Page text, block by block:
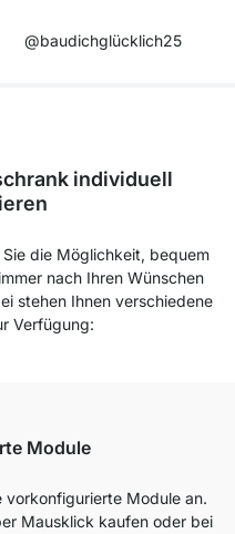
@baudichglücklich25
individuell
die Möglichkeit, bequem
nach Ihren Wünschen
stehen Ihnen verschiedene
Verfügung:
Module
vorkonfigurierte Module an.
Mausklick kaufen oder bei